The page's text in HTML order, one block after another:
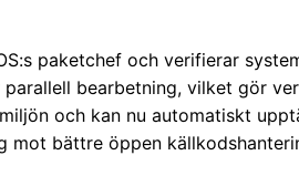
paketchef och verifierar
bearbetning, vilket gör
och kan nu automatiskt
bättre öppen